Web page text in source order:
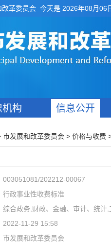
改革委员会 今天是 2026年08月06
机构 信息公开
市发展和改革委员会 > 价格与收费
003051081/202212-00067
行政事业性收费标准
综合政务,财政、金融、审计、统计
2022-11-29 15:58
市发展和改革委员会